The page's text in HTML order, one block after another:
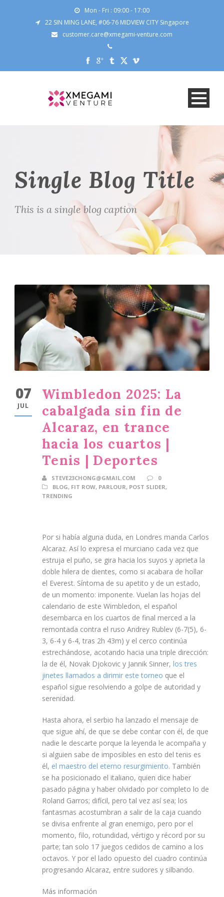
Mon - Fri : 09:00 - 17:00
22 SIN MING LANE, #06-76 MIDVIEW CITY Singapore
customer.care@xmegami-venture.com
Single Blog Title
This is a single blog caption
07
JUL
Wimbledon 2025: La
cabalgada sin fin de
Alcaraz, en trance
hacia los cuartos |
Tenis | Deportes
STEVE23CHONG@GMAIL.COM
0
BLOG, FIT ROW, PARLOUR, POST SLIDER,
TRENDING
Por si había alguna duda, en Londres manda Carlos
Alcaraz. Así lo expresa el murciano cada vez que
estruja el puño, se gira hacia los suyos y aprieta la
doble hilera de dientes, como si acabara de hollar
el Everest. Síntoma de su apetito y de un estado,
de un momento: imponente. Vuelan las hojas del
calendario de este Wimbledon, el español
desembarca en los cuartos de final merced a la
remontada contra el ruso Andrey Rublev (6-7(5), 6-
3, 6-4 y 6-4, tras 2h 43m) y el cerco continúa
estrechándose, acotando hacia una triple dirección:
la de él, Novak Djokovic y Jannik Sinner, los tres
jinetes llamados a dirimir este torneo que el
español sigue resolviendo a golpe de autoridad y
serenidad.
Hasta ahora, el serbio ha lanzado el mensaje de
que sigue ahí, de que se debe contar con él, de que
nadie le descarte porque la leyenda le acompaña y
si alguien sabe de imposibles en esto del tenis es
él, el maestro del eterno resurgimiento. También
se ha posicionado el italiano, quien dice haber
pasado página y haber olvidado por completo lo de
Roland Garros; difícil, pero tal vez así sea; los
fantasmas acostumbran a salir de la caja cuando
se divisa enfrente al gran enemigo, pero por el
momento, filo, rotundidad, vértigo y récord por su
parte; tan solo 17 juegos cedidos de camino a los
octavos. Y por el lado opuesto del cuadro continúa
progresando Alcaraz, entre sudores y silbando.
Más información